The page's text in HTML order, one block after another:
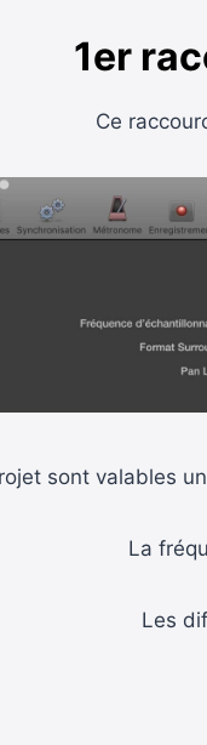
1er
Ce
sont valables
La
Les